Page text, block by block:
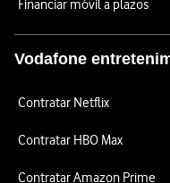
Financiar móvil a plazos
Vodafone
Contratar Netflix
Contratar HBO Max
Contratar Amazon Prime